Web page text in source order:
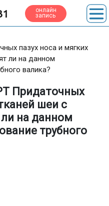
онлайн
запись
пазух носа и мягких
ли на данном
валика?
Придаточных
шеи с
на данном
трубного